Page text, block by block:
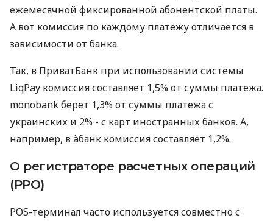
ежемесячной фиксированной абонентской платы.
А вот комиссия по каждому платежу отличается в
зависимости от банка.
Так, в ПриватБанк при использовании системы
LiqPay комиссия составляет 1,5% от суммы платежа.
monobank берет 1,3% от суммы платежа с
украинских и 2% - с карт иностранных банков. А,
например, в àбанк комиссия составляет 1,2%.
О регистраторе расчетных операций
(РРО)
POS-терминал часто используется совместно с